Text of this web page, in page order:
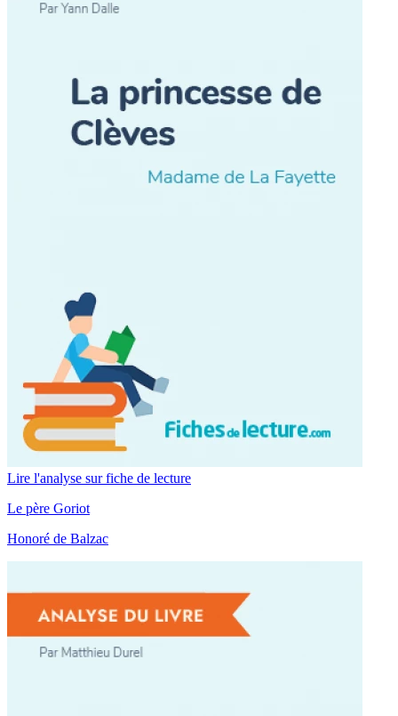
Lire l'analyse sur fiche de lecture
Le père Goriot
Honoré de Balzac